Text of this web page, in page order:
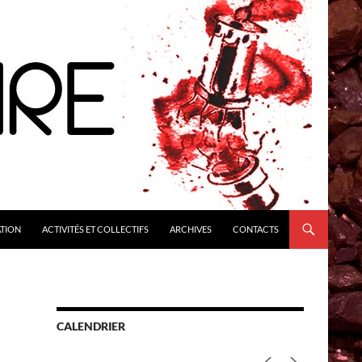
ACTIVITÉS ET COLLECTIFS ARCHIVES CONTACTS
CALENDRIER